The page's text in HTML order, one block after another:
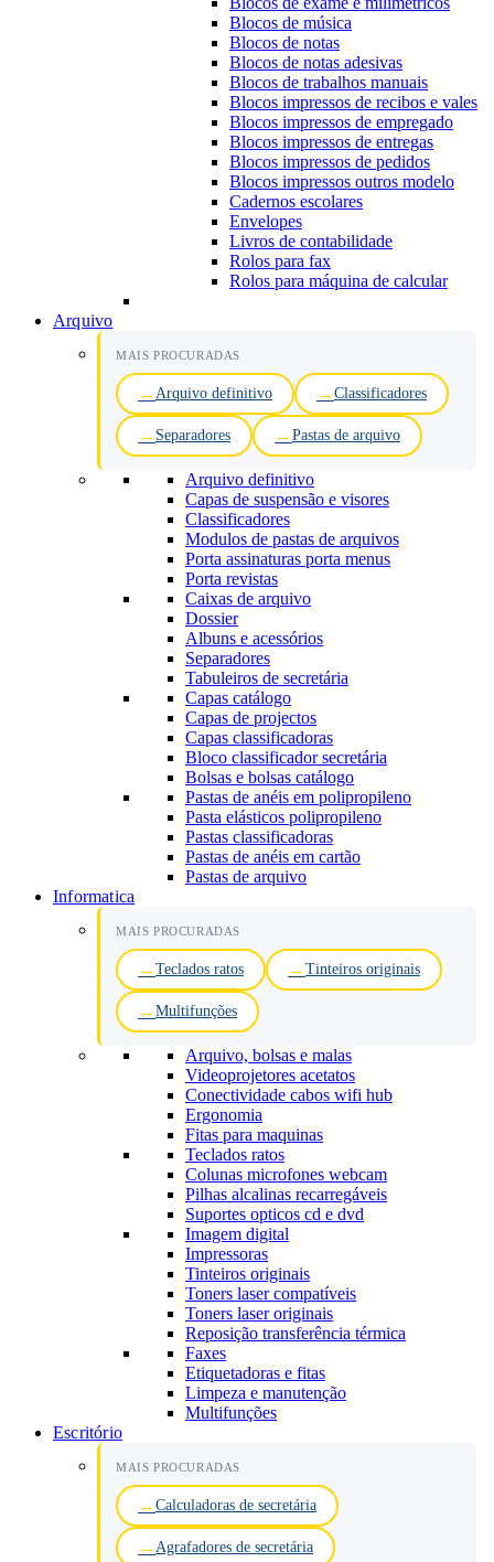
Blocos de música
Blocos de notas
Blocos de notas adesivas
Blocos de trabalhos manuais
Blocos impressos de recibos e vales
Blocos impressos de empregado
Blocos impressos de entregas
Blocos impressos de pedidos
Blocos impressos outros modelo
Cadernos escolares
Envelopes
Livros de contabilidade
Rolos para fax
Rolos para máquina de calcular
Arquivo
MAIS PROCURADAS
Arquivo definitivo Classificadores
Separadores Pastas de arquivo
Arquivo definitivo
Capas de suspensão e visores
Classificadores
Modulos de pastas de arquivos
Porta assinaturas porta menus
Porta revistas
Caixas de arquivo
Dossier
Albuns e acessórios
Separadores
Tabuleiros de secretária
Capas catálogo
Capas de projectos
Capas classificadoras
Bloco classificador secretária
Bolsas e bolsas catálogo
Pastas de anéis em polipropileno
Pasta elásticos polipropileno
Pastas classificadoras
Pastas de anéis em cartão
Pastas de arquivo
Informatica
MAIS PROCURADAS
Teclados ratos Tinteiros originais
Multifunções
Arquivo, bolsas e malas
Videoprojetores acetatos
Conectividade cabos wifi hub
Ergonomia
Fitas para maquinas
Teclados ratos
Colunas microfones webcam
Pilhas alcalinas recarregáveis
Suportes opticos cd e dvd
Imagem digital
Impressoras
Tinteiros originais
Toners laser compatíveis
Toners laser originais
Reposição transferência térmica
Faxes
Etiquetadoras e fitas
Limpeza e manutenção
Multifunções
Escritório
MAIS PROCURADAS
Calculadoras de secretária
Agrafadores de secretária